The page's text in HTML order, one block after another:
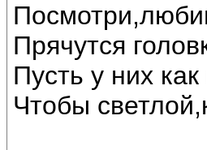
Прячутся
Пусть у них
Чтобы